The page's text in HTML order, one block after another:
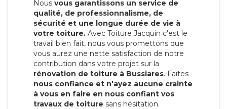
Nous vous garantissons un service de
qualité, de professionnalisme, de
sécurité et une longue durée de vie à
votre toiture. Avec Toiture Jacquin c'est le
travail bien fait, nous vous promettons que
vous aurez une nette satisfaction de notre
contribution dans votre projet sur la
rénovation de toiture à Bussiares. Faites
nous confiance et n'ayez aucune crainte
à vous en faire en nous confiant vos
travaux de toiture sans hésitation.